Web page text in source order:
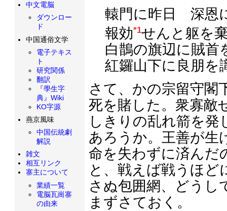
轅門に昨日 深恩
報効*1せんと躯を
白鵲の旗辺に賊首
紅鑼山下に良朋を
さて、かの宗留守閣
死を賭した。衆寡敵
しきりの乱れ箭を
あろうか。王善が生
命を失わずに済んだ
と、戦えば戦うほど
さぬ包囲網、どうし
まずさておく。
中文電脳
ダウンロー
ド
中国通俗文学
電子テキス
ト
研究関係
翻訳
『學生字
典』Wiki
KO字源
燕京風味
中国伝統劇
解説
雑文
相互リンク
寨主について
業績一覧
電脳瓦崗寨
の由来